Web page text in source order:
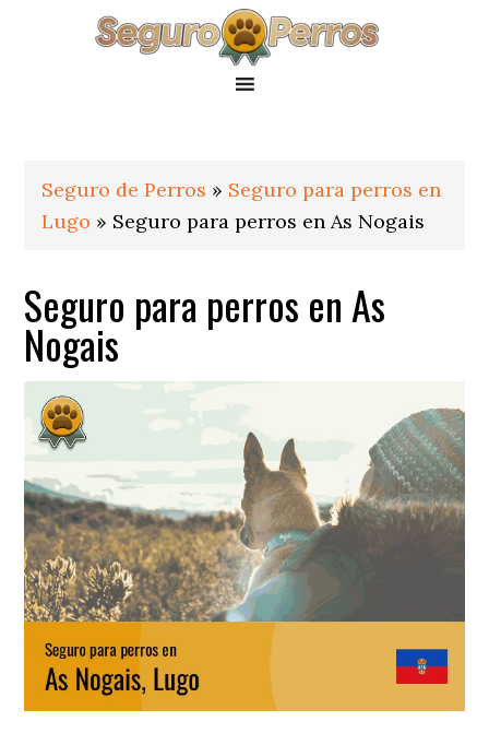
Seguro de Perros » Seguro para perros en
Lugo » Seguro para perros en As Nogais
Seguro para perros en As
Nogais